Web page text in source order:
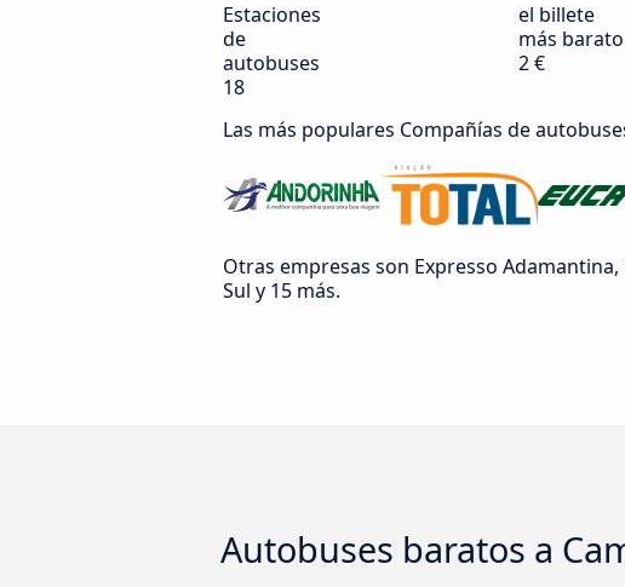
Estaciones
de
autobuses
18
el billete
más barato
2 €
Las más populares Compañías de
Otras empresas son Expresso
Sul y 15 más.
Autobuses baratos a